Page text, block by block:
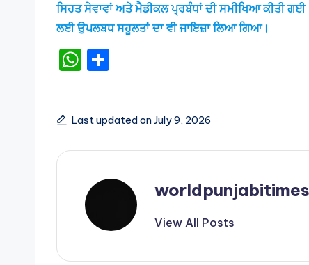
ਸਿਹਤ ਸੇਵਾਵਾਂ ਅਤੇ ਮੈਡੀਕਲ ਪ੍ਰਬੰਧਾਂ ਦੀ ਸਮੀਖਿਆ ਕੀਤੀ
ਲਈ ਉਪਲਬਧ ਸਹੂਲਤਾਂ ਦਾ ਵੀ ਜਾਇਜ਼ਾ ਲਿਆ ਗਿਆ।
W
ts
A
p
e
Last updated on July 9, 2026
worldpunjabitimes
View All Posts